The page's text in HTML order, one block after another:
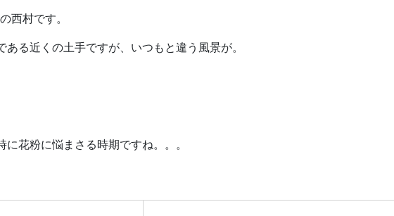
西村です。
る近くの土手ですが、いつもと違う風景が。
花粉に悩まさる時期ですね。。。